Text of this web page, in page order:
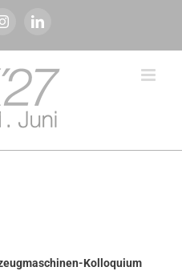
InstagramLinkedIn
Kolloquium